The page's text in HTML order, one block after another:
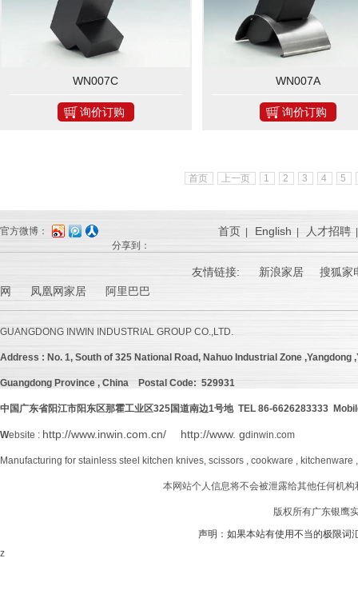
WN007C
询价订购
WN007A
询价订购
首页 上一页 1 2 3 4 5
官方微博：
分享到：
首页 English 人才招聘
友情链接: 新浪家居 搜狐家
网 凤凰网家居 阿里巴巴
GUANGDONG INWIN INDUSTRIAL GROUP CO.,LTD.
Address : No. 1, South of 325 National Road, Nahuo Industrial Zone ,Yangdong
Guangdong Province , China Postal Code: 529931
中国广东省阳江市阳东区那霍工业区325国道南边1号地 TEL 86-6626283333
Website : http://www.inwin.com.cn/ http://www. gdinwin.com
Manufacturing for stainless steel kitchen knives, scissors , cookware ,
本网站个人信息将不会被泄露给其他任何机
版权所有广东银鹰
声明：如果本站有使用不当的极限词
z